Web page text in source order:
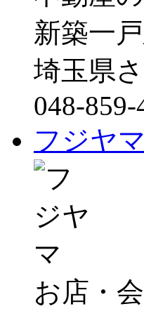
新築一
埼玉県
048-859-
フジヤマ
お店・